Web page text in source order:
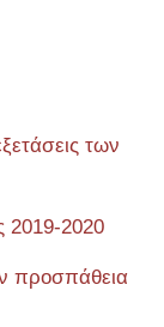
των
2019-2020
προσπάθεια